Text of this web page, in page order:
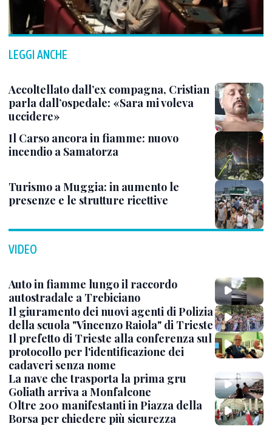
LEGGI ANCHE
Accoltellato dall’ex compagna, Cristian
parla dall’ospedale: «Sara mi voleva
uccidere»
Il Carso ancora in fiamme: nuovo
incendio a Samatorza
Turismo a Muggia: in aumento le
presenze e le strutture ricettive
VIDEO
Auto in fiamme lungo il raccordo
autostradale a Trebiciano
Il giuramento dei nuovi agenti di Polizia
della scuola "Vincenzo Raiola" di Trieste
Il prefetto di Trieste alla conferenza sul
protocollo per l'identificazione dei
cadaveri senza nome
La nave che trasporta la prima gru
Goliath arriva a Monfalcone
Oltre 200 manifestanti in Piazza della
Borsa per chiedere più sicurezza